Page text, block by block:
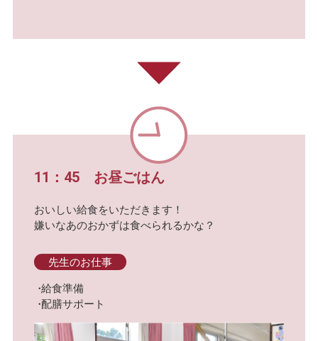
11：45 お昼ごはん
おいしい給食をいただきます！
嫌いなあのおかずは食べられるかな？
先生のお仕事
給食準備
配膳サポート